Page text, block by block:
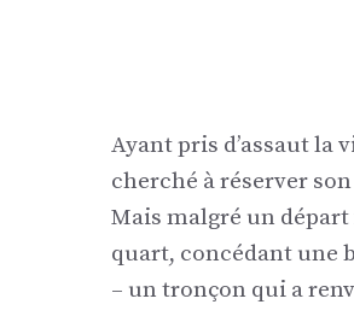
Ayant pris d’assaut la
cherché à réserver
Mais malgré un départ
quart, concédant une
– un tronçon qui a